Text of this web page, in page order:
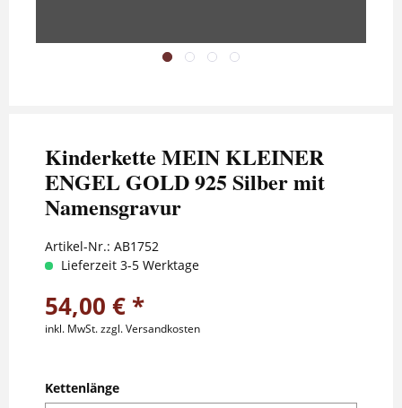
Kinderkette MEIN KLEINER
ENGEL GOLD 925 Silber mit
Namensgravur
Artikel-Nr.: AB1752
Lieferzeit 3-5 Werktage
54,00 € *
inkl. MwSt.zzgl. Versandkosten
Kettenlänge